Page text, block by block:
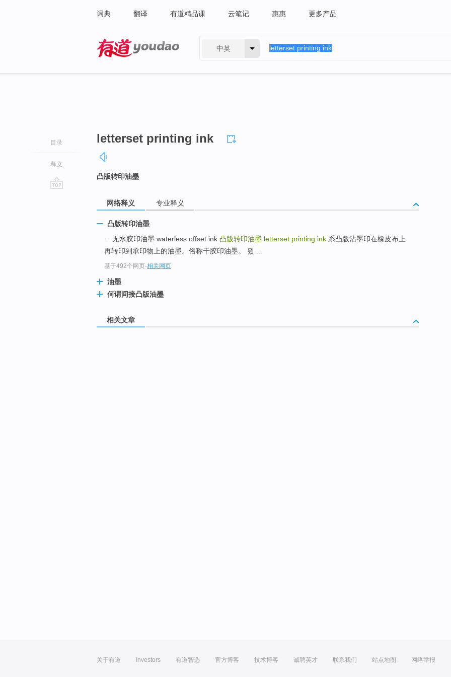
词典 翻译 有道精品课 云笔记 惠惠 更多产品
中英
目录
释义
letterset printing ink
凸版转印油墨
网络释义 专业释义
凸版转印油墨
... 无水胶印油墨 waterless offset ink 凸版转印油墨 letterset printing ink 系凸版沾墨印在橡皮布上
再转印到承印物上的油墨。俗称干胶印油墨。 믰 ...
基于492个网页-相关网页
油墨
何谓间接凸版油墨
相关文章
关于有道 Investors 有道智选 官方博客 技术博客 诚聘英才 联系我们 站点地图 网络举报